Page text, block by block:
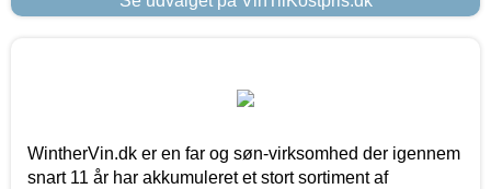
WintherVin.dk er en far og søn-virksomhed der igennem
snart 11 år har akkumuleret et stort sortiment af